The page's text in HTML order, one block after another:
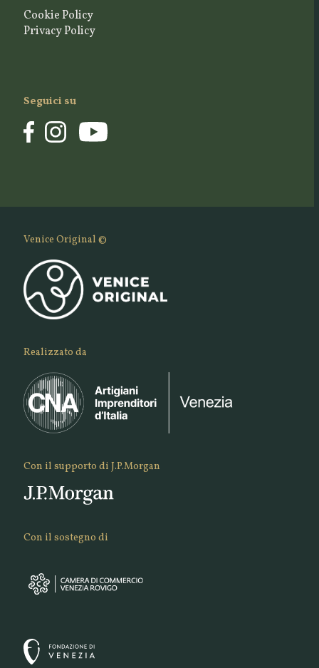
Cookie Policy
Privacy Policy
Seguici su
Venice Original ©
Realizzato da
Con il supporto di J.P.Morgan
Con il sostegno di